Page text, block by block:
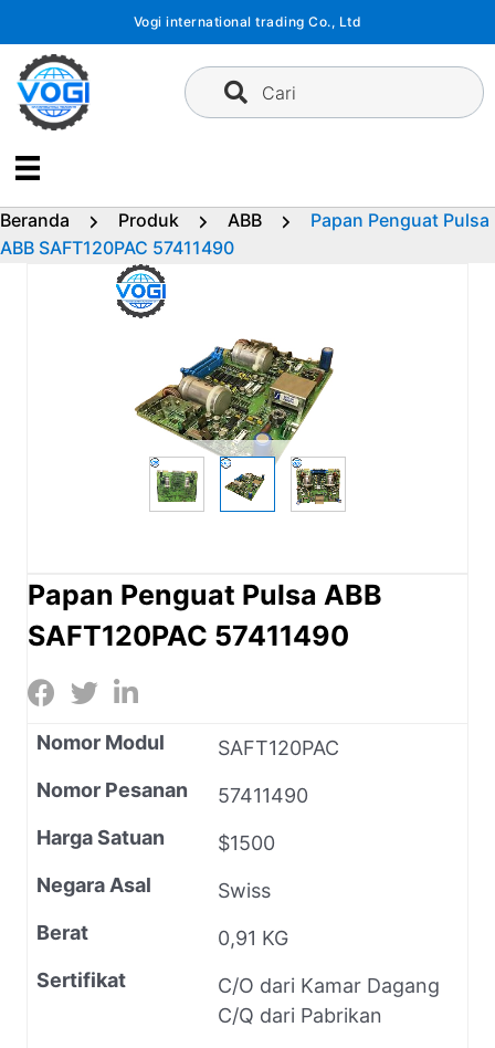
konten
Vogi international trading Co., Ltd
Cari
Beranda Produk ABB
Papan Penguat Pulsa
ABB SAFT120PAC 57411490
Papan Penguat Pulsa ABB
SAFT120PAC 57411490
Nomor Modul
SAFT120PAC
Nomor Pesanan
57411490
Harga Satuan
$1500
Negara Asal
Swiss
Berat
0,91 KG
Sertifikat
C/O dari Kamar Dagang
C/Q dari Pabrikan